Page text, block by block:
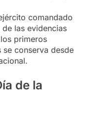
comandado
las evidencias
primeros
conserva desde
de la